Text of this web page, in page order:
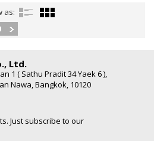
as:
Ltd.
1 ( Sathu Pradit 34 Yaek 6 ),
Nawa, Bangkok, 10120
Just subscribe to our